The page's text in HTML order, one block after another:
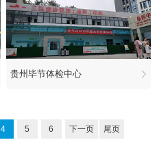
贵州毕节体检中心
4 5 6 下一页 尾页